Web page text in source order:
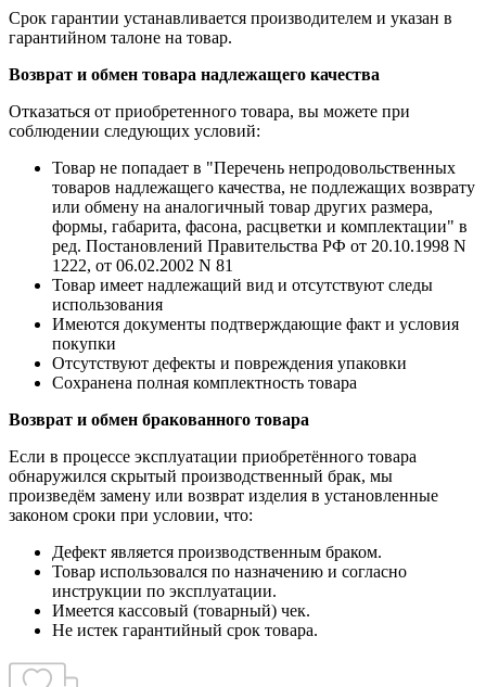
Срок гарантии устанавливается производителем и указан в
гарантийном талоне на товар.
Возврат и обмен товара надлежащего качества
Отказаться от приобретенного товара, вы можете при
соблюдении следующих условий:
Товар не попадает в "Перечень непродовольственных
товаров надлежащего качества, не подлежащих возврату
или обмену на аналогичный товар других размера,
формы, габарита, фасона, расцветки и комплектации" в
ред. Постановлений Правительства РФ от 20.10.1998 N
1222, от 06.02.2002 N 81
Товар имеет надлежащий вид и отсутствуют следы
использования
Имеются документы подтверждающие факт и условия
покупки
Отсутствуют дефекты и повреждения упаковки
Сохранена полная комплектность товара
Возврат и обмен бракованного товара
Если в процессе эксплуатации приобретённого товара
обнаружился скрытый производственный брак, мы
произведём замену или возврат изделия в установленные
законом сроки при условии, что:
Дефект является производственным браком.
Товар использовался по назначению и согласно
инструкции по эксплуатации.
Имеется кассовый (товарный) чек.
Не истек гарантийный срок товара.